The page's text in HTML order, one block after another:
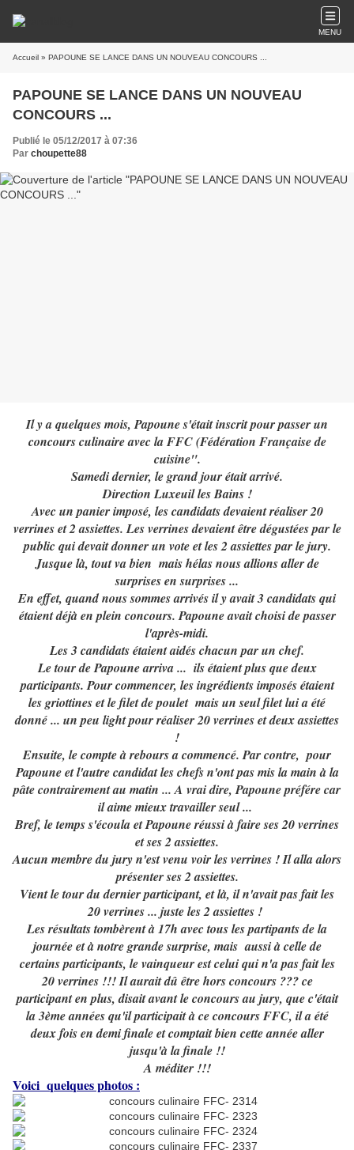
MENU
Accueil » PAPOUNE SE LANCE DANS UN NOUVEAU CONCOURS ...
PAPOUNE SE LANCE DANS UN NOUVEAU
CONCOURS ...
Publié le 05/12/2017 à 07:36
Par choupette88
Il y a quelques mois, Papoune s'était inscrit pour passer un
concours culinaire avec la FFC (Fédération Française de
cuisine".
Samedi dernier, le grand jour était arrivé.
Direction Luxeuil les Bains !
Avec un panier imposé, les candidats devaient réaliser 20
verrines et 2 assiettes. Les verrines devaient être dégustées par le
public qui devait donner un vote et les 2 assiettes par le jury.
Jusque là, tout va bien mais hélas nous allions aller de
surprises en surprises ...
En effet, quand nous sommes arrivés il y avait 3 candidats qui
étaient déjà en plein concours. Papoune avait choisi de passer
l'après-midi.
Les 3 candidats étaient aidés chacun par un chef.
Le tour de Papoune arriva ... ils étaient plus que deux
participants. Pour commencer, les ingrédients imposés étaient
les griottines et le filet de poulet mais un seul filet lui a été
donné ... un peu light pour réaliser 20 verrines et deux assiettes
!
Ensuite, le compte à rebours a commencé. Par contre, pour
Papoune et l'autre candidat les chefs n'ont pas mis la main à la
pâte contrairement au matin ... A vrai dire, Papoune préfére car
il aime mieux travailler seul ...
Bref, le temps s'écoula et Papoune réussi à faire ses 20 verrines
et ses 2 assiettes.
Aucun membre du jury n'est venu voir les verrines ! Il alla alors
présenter ses 2 assiettes.
Vient le tour du dernier participant, et là, il n'avait pas fait les
20 verrines ... juste les 2 assiettes !
Les résultats tombèrent à 17h avec tous les partipants de la
journée et à notre grande surprise, mais aussi à celle de
certains participants, le vainqueur est celui qui n'a pas fait les
20 verrines !!! Il aurait dû être hors concours ??? ce
participant en plus, disait avant le concours au jury, que c'était
la 3ème années qu'il participait à ce concours FFC, il a été
deux fois en demi finale et comptait bien cette année aller
jusqu'à la finale !!
A méditer !!!
Voici quelques photos :